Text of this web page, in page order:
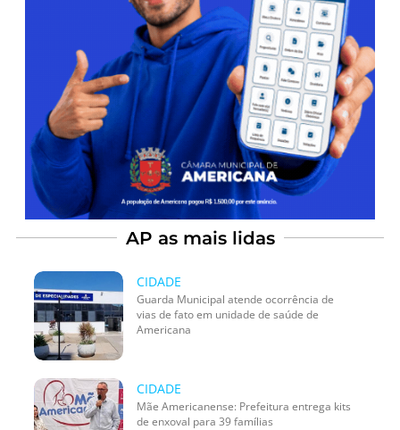
AP as mais lidas
CIDADE
Guarda Municipal atende ocorrência de
vias de fato em unidade de saúde de
Americana
CIDADE
Mãe Americanense: Prefeitura entrega kits
de enxoval para 39 famílias